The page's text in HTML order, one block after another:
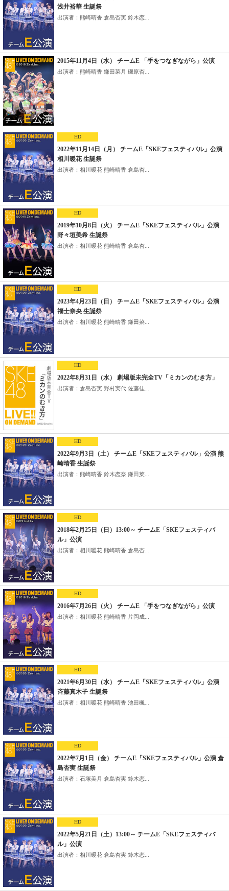
浅井裕華 生誕祭
出演者：熊崎晴香 倉島杏実 鈴木恋...
2015年11月4日（水） チームE 「手をつなぎながら」公演
出演者：熊崎晴香 鎌田菜月 磯原杏...
HD
2022年11月14日（月） チームE「SKEフェスティバル」公演
相川暖花 生誕祭
出演者：相川暖花 熊崎晴香 倉島杏...
HD
2019年10月8日（火） チームE「SKEフェスティバル」公演
野々垣美希 生誕祭
出演者：相川暖花 熊崎晴香 倉島杏...
HD
2023年4月23日（日） チームE「SKEフェスティバル」公演
福士奈央 生誕祭
出演者：相川暖花 熊崎晴香 鎌田菜...
HD
2022年8月31日（水） 劇場版未完全TV「ミカンのむき方」
出演者：倉島杏実 野村実代 佐藤佳...
HD
2022年9月3日（土） チームE「SKEフェスティバル」公演 熊
崎晴香 生誕祭
出演者：熊崎晴香 鈴木恋奈 鎌田菜...
HD
2018年2月25日（日）13:00～ チームE「SKEフェスティバ
ル」公演
出演者：相川暖花 熊崎晴香 倉島杏...
HD
2016年7月26日（火） チームE 「手をつなぎながら」公演
出演者：相川暖花 熊崎晴香 片岡成...
HD
2021年6月30日（水） チームE「SKEフェスティバル」公演
斉藤真木子 生誕祭
出演者：相川暖花 熊崎晴香 池田楓...
HD
2022年7月1日（金） チームE「SKEフェスティバル」公演 倉
島杏実 生誕祭
出演者：石塚美月 倉島杏実 鈴木恋...
HD
2022年5月21日（土）13:00～ チームE「SKEフェスティバ
ル」公演
出演者：相川暖花 倉島杏実 鈴木恋...